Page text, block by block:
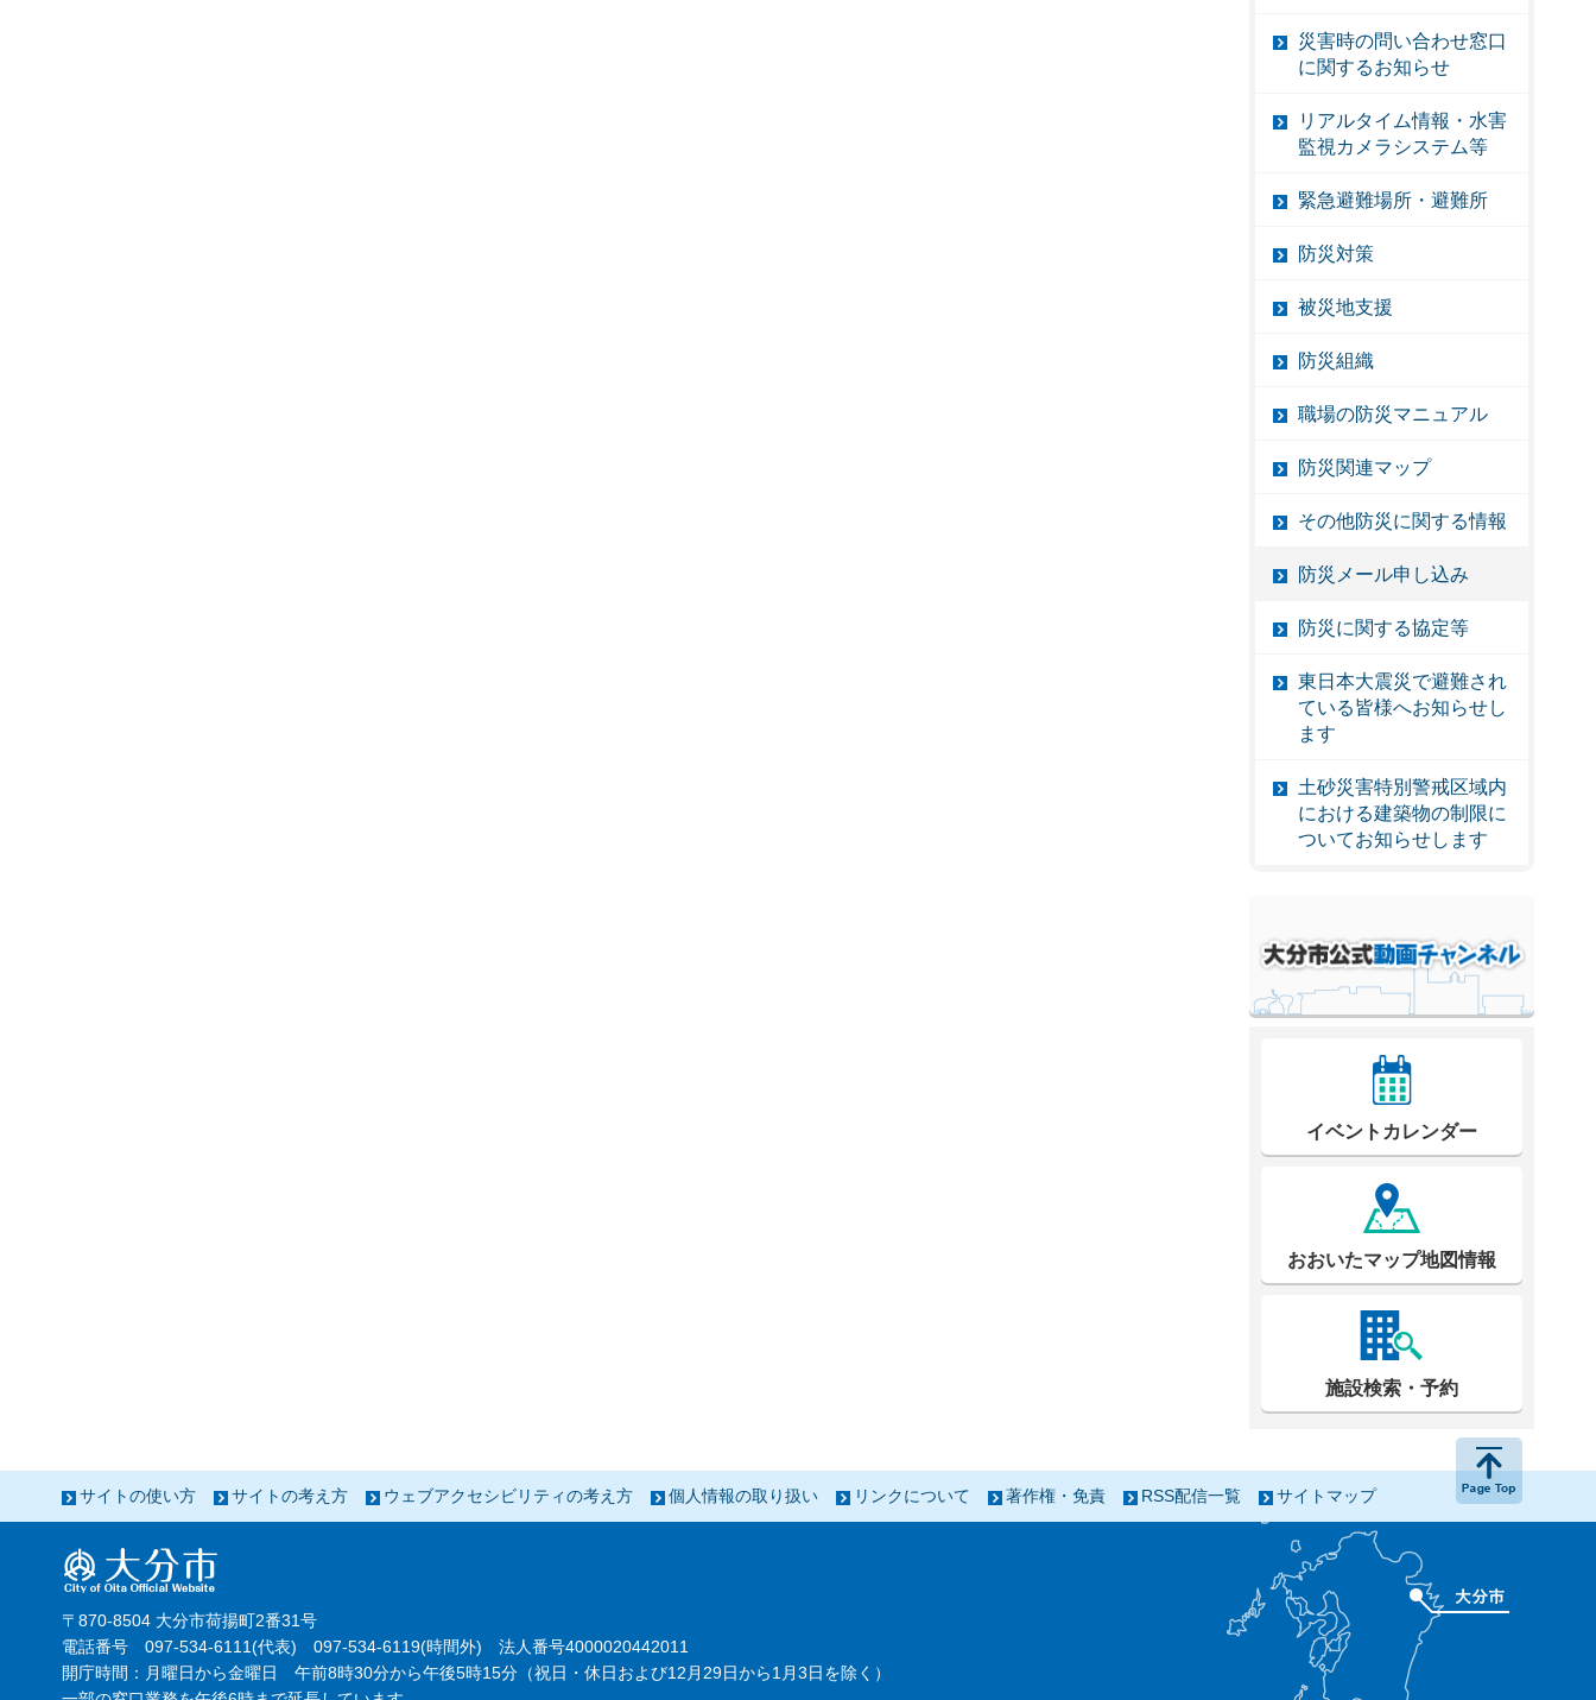
災害時の問い合わせ窓口
に関するお知らせ
リアルタイム情報・水害
監視カメラシステム等
緊急避難場所・避難所
防災対策
被災地支援
防災組織
職場の防災マニュアル
防災関連マップ
その他防災に関する情報
防災メール申し込み
防災に関する協定等
東日本大震災で避難され
ている皆様へお知らせし
ます
土砂災害特別警戒区域内
における建築物の制限に
ついてお知らせします
イベントカレンダー
おおいたマップ地図情報
施設検索・予約
サイトの使い方 サイトの考え方 ウェブアクセシビリティの考え方 個人情報の取り扱い リンクについて 著作権・免責 RSS配信一覧 サイトマップ
〒870-8504 大分市荷揚町2番31号
電話番号 097-534-6111(代表) 097-534-6119(時間外) 法人番号4000020442011
開庁時間：月曜日から金曜日 午前8時30分から午後5時15分（祝日・休日および12月29日から1月3日を除く）